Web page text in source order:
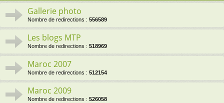
Gallerie photo
Nombre de redirections : 556589
Les blogs MTP
Nombre de redirections : 518969
Maroc 2007
Nombre de redirections : 512154
Maroc 2009
Nombre de redirections : 526058